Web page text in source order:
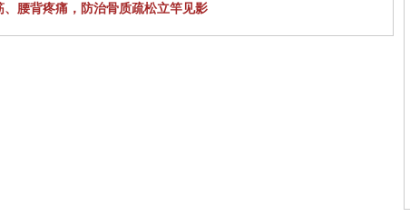
腰背疼痛，防治骨质疏松立竿见影